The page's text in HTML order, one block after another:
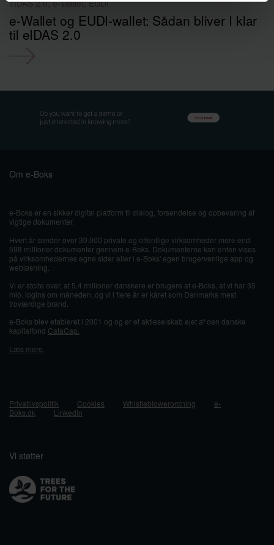
eIDAS 2.0, e-Wallet, EUDI
e-Wallet og EUDI-wallet: Sådan bliver I klar
til eIDAS 2.0
Om e-Boks
e-Boks er en sikker digital platform til dialog, forsendelse og opbevaring af
vigtige dokumenter.
Hvert år sender over 30.000 private og offentlige virksomheder mere end
598 millioner dokumenter gennem e-Boks. Dokumenterne kan enten vises
på virksomhedernes egne sider eller i e-Boks' egen brugervenlige app og
webløsning.
Vi er stolte over, at 5,4 millioner danskere er brugere af e-Boks, at vi har 35
mio. logins om måneden, og vi i flere år er kåret som Danmarks mest
troværdige brand.
e-Boks blev etableret i 2001 og og er et aktieselskab ejet af den danske
kapitalfond CataCap.
Læs mere.
Privatlivspolitik Cookies Whistleblowerordning
e-
Boks.dk
LinkedIn
Vi støtter